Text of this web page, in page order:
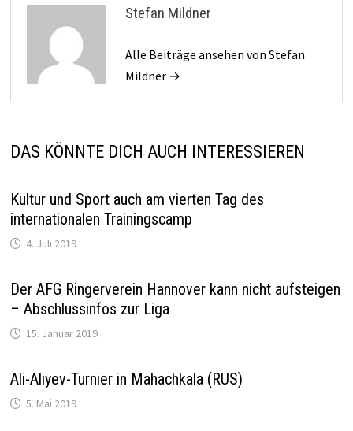
Stefan Mildner
Alle Beiträge ansehen von Stefan
Mildner →
DAS KÖNNTE DICH AUCH INTERESSIEREN
Kultur und Sport auch am vierten Tag des
internationalen Trainingscamp
4. Juli 2019
Der AFG Ringerverein Hannover kann nicht aufsteigen
– Abschlussinfos zur Liga
15. Januar 2019
Ali-Aliyev-Turnier in Mahachkala (RUS)
5. Mai 2019